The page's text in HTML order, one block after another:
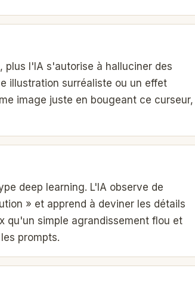
plus l'IA s'autorise à halluciner des
illustration surréaliste ou un effet
image juste en bougeant ce curseur,
deep learning. L'IA observe de
» et apprend à deviner les détails
qu'un simple agrandissement flou et
prompts.